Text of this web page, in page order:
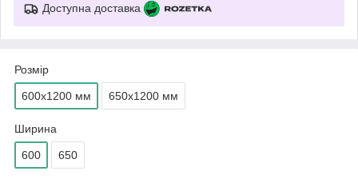
Доступна доставка
Розмір
600х1200 мм 650х1200 мм
Ширина
600 650